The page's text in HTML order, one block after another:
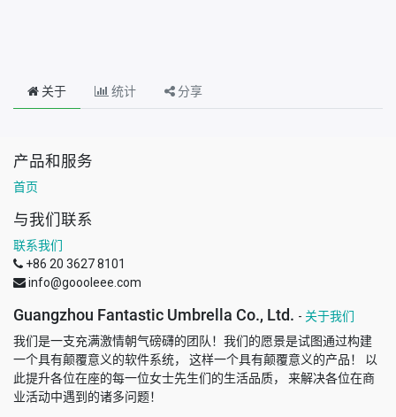
关于 统计 分享
产品和服务
首页
与我们联系
联系我们
+86 20 3627 8101
info@goooleee.com
Guangzhou Fantastic Umbrella Co., Ltd. - 关于我们
我们是一支充满激情朝气磅礴的团队！我们的愿景是试图通过构建
一个具有颠覆意义的软件系统， 这样一个具有颠覆意义的产品！ 以
此提升各位在座的每一位女士先生们的生活品质， 来解决各位在商
业活动中遇到的诸多问题！